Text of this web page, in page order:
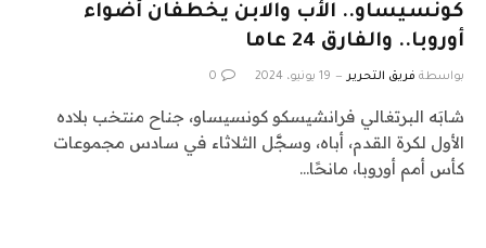
كونسيساو.. الأب والابن يخطفان أضواء
أوروبا.. والفارق 24 عاما
بواسطة فريق التحرير 19 يونيو، 2024 0
شابَه البرتغالي فرانشيسكو كونسيساو، جناح منتخب بلاده
الأول لكرة القدم، أباه، وسجَّل الثلاثاء في سادس مجموعات
كأس أمم أوروبا، مانحًا…